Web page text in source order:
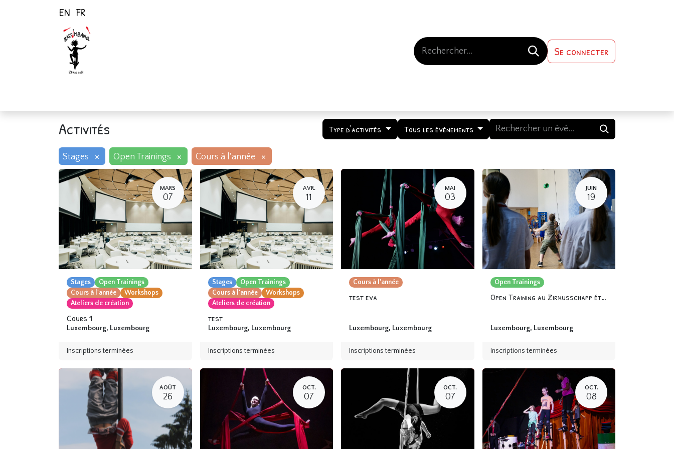
EN FR
Se connecter
Activités Type d'activités Tous les événements
Stages × Open Trainings × Cours à l'année ×
MARS
07
Stages
Open Trainings
Cours à l'année
Workshops
Ateliers de création
Cours 1
Luxembourg, Luxembourg
Inscriptions terminées
AVR.
11
Stages
Open Trainings
Cours à l'année
Workshops
Ateliers de création
test
Luxembourg, Luxembourg
Inscriptions terminées
MAI
03
Cours à l'année
test eva
Luxembourg, Luxembourg
Inscriptions terminées
JUIN
19
Open Trainings
Open Training au Zirkusschapp été 2024
Luxembourg, Luxembourg
Inscriptions terminées
AOÛT
26
OCT.
07
OCT.
07
OCT.
08